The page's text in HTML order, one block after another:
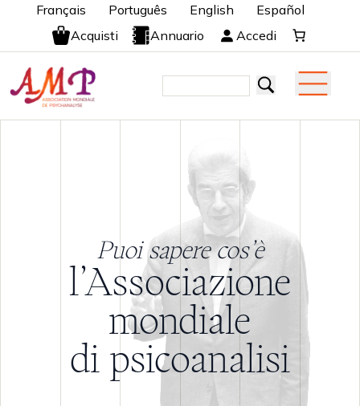
Français Português English
Español
Acquisti
Annuario Accedi
Puoi sapere cos’è
l’Associazione
mondiale
di psicoanalisi